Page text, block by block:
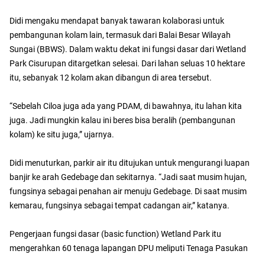
Didi mengaku mendapat banyak tawaran kolaborasi untuk
pembangunan kolam lain, termasuk dari Balai Besar Wilayah
Sungai (BBWS). Dalam waktu dekat ini fungsi dasar dari Wetland
Park Cisurupan ditargetkan selesai. Dari lahan seluas 10 hektare
itu, sebanyak 12 kolam akan dibangun di area tersebut.
“Sebelah Ciloa juga ada yang PDAM, di bawahnya, itu lahan kita
juga. Jadi mungkin kalau ini beres bisa beralih (pembangunan
kolam) ke situ juga,” ujarnya.
Didi menuturkan, parkir air itu ditujukan untuk mengurangi luapan
banjir ke arah Gedebage dan sekitarnya. “Jadi saat musim hujan,
fungsinya sebagai penahan air menuju Gedebage. Di saat musim
kemarau, fungsinya sebagai tempat cadangan air,” katanya.
Pengerjaan fungsi dasar (basic function) Wetland Park itu
mengerahkan 60 tenaga lapangan DPU meliputi Tenaga Pasukan